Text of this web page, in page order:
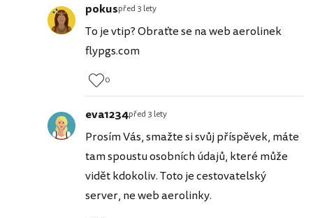
pokuspřed 3 lety
To je vtip? Obraťte se na web aerolinek
flypgs.com
0
eva1234před 3 lety
Prosím Vás, smažte si svůj příspěvek, máte
tam spoustu osobních údajů, které může
vidět kdokoliv. Toto je cestovatelský
server, ne web aerolinky.